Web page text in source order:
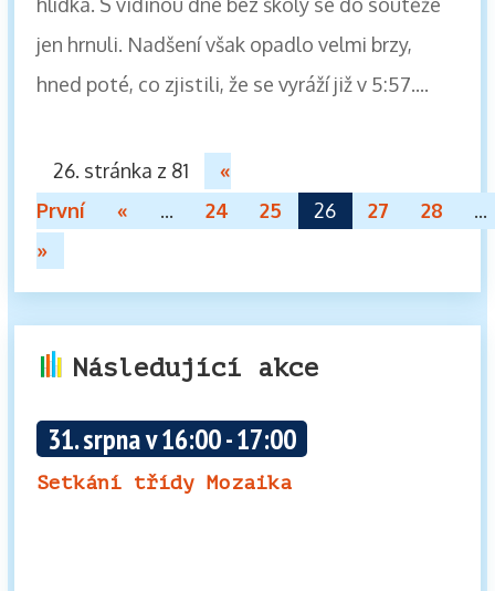
jen hrnuli. Nadšení však opadlo velmi brzy,
hned poté, co zjistili, že se vyráží již v 5:57....
26. stránka z 81
«
První
« ... 24 25 26 27 28
...
»
Následující akce
31. srpna v 16:00-17:00
Setkání třídy Mozaika